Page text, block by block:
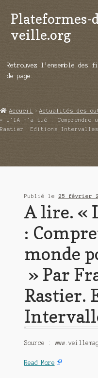
Aller
à
la
Aller
au
contenu
Plateformes-
veille.org
Répertoire d’ouitils
Démos vidéos
Qui sommes-nous ?
Retrouvez l’ensemble des
de page.
Accueil Actualités des
« L’IA m’a tué : Comprendre
Rastier. Editions Intervalles
Publié le 25 février
A lire. «
:
monde
» Par
Rastier.
Source :
Read More